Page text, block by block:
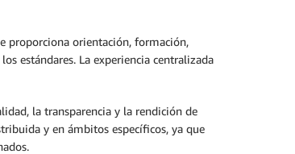
proporciona orientación, formación,
estándares. La experiencia centralizada
la transparencia y la rendición de
y en ámbitos específicos, ya que